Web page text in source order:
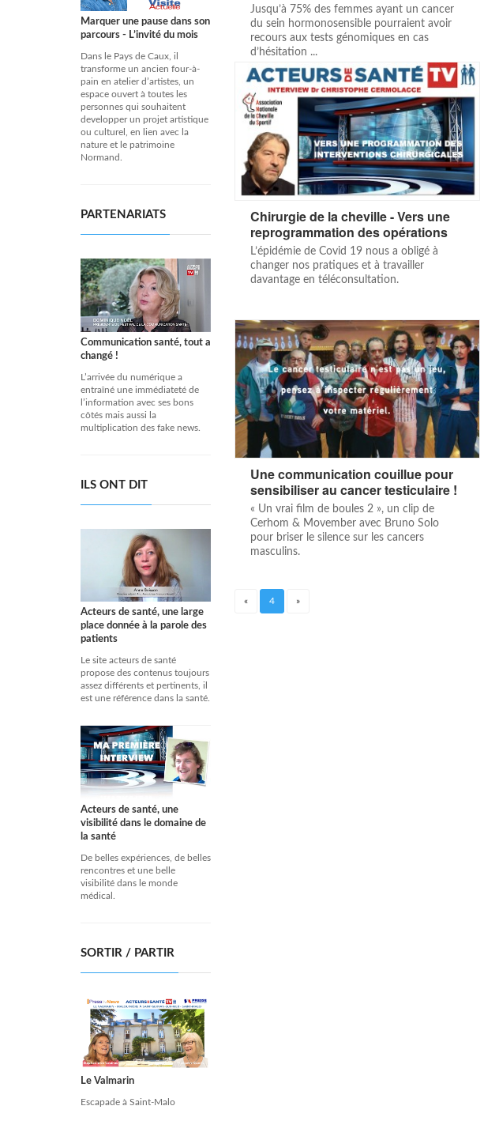
Marquer une pause dans son
parcours - L’invité du mois
Dans le Pays de Caux, il
transforme un ancien four-à-
pain en atelier d’artistes, un
espace ouvert à toutes les
personnes qui souhaitent
developper un projet artistique
ou culturel, en lien avec la
nature et le patrimoine
Normand.
PARTENARIATS
Communication santé, tout a
changé !
L’arrivée du numérique a
entraîné une immédiateté de
l’information avec ses bons
côtés mais aussi la
multiplication des fake news.
ILS ONT DIT
Acteurs de santé, une large
place donnée à la parole des
patients
Le site acteurs de santé
propose des contenus toujours
assez différents et pertinents, il
est une référence dans la santé.
Acteurs de santé, une
visibilité dans le domaine de
la santé
De belles expériences, de belles
rencontres et une belle
visibilité dans le monde
médical.
SORTIR / PARTIR
Le Valmarin
Escapade à Saint-Malo
Jusqu’à 75% des femmes ayant un cancer
du sein hormonosensible pourraient avoir
recours aux tests génomiques en cas
d’hésitation ...
Chirurgie de la cheville - Vers une
reprogrammation des opérations
L’épidémie de Covid 19 nous a obligé à
changer nos pratiques et à travailler
davantage en téléconsultation.
Une communication couillue pour
sensibiliser au cancer testiculaire !
« Un vrai film de boules 2 », un clip de
Cerhom & Movember avec Bruno Solo
pour briser le silence sur les cancers
masculins.
« 4 »